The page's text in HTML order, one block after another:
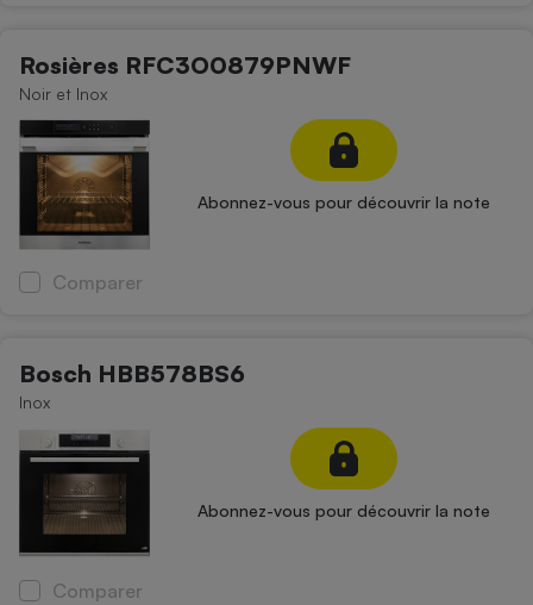
Rosières RFC3O0879PNWF
Noir et Inox
Abonnez-vous pour découvrir la note
Comparer
Bosch HBB578BS6
Inox
Abonnez-vous pour découvrir la note
Comparer